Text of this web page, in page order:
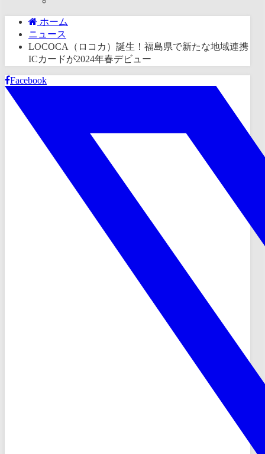
ホーム
ニュース
LOCOCA（ロコカ）誕生！福島県で新たな地域連携
ICカードが2024年春デビュー
Facebook